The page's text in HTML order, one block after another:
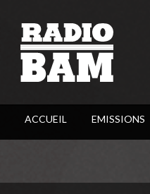
ACCUEIL EMISSIONS